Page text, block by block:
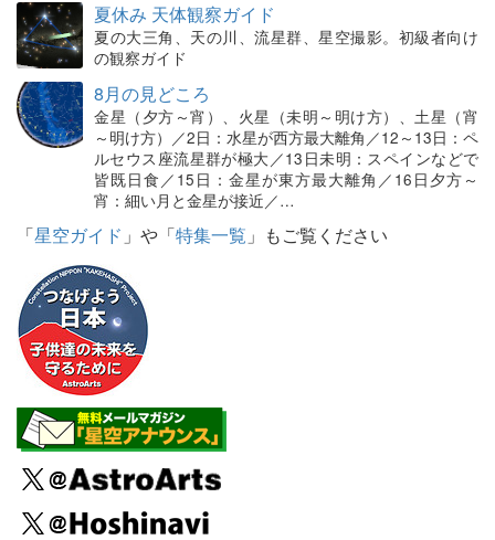
夏休み 天体観察ガイド
夏の大三角、天の川、流星群、星空撮影。初級者向け
の観察ガイド
8月の見どころ
金星（夕方～宵）、火星（未明～明け方）、土星（宵
～明け方）／2日：水星が西方最大離角／12～13日：ペ
ルセウス座流星群が極大／13日未明：スペインなどで
皆既日食／15日：金星が東方最大離角／16日夕方～
宵：細い月と金星が接近／…
「星空ガイド 」や「特集一覧 」もご覧ください